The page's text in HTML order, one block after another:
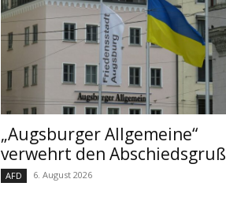
„Augsburger Allgemeine“
verwehrt den Abschiedsgruß
AFD 6. August 2026